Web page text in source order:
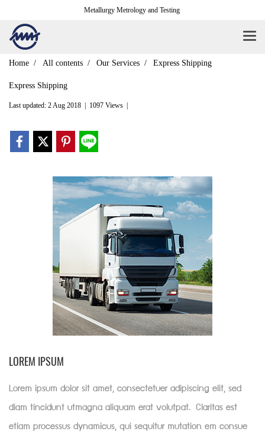
Metallurgy Metrology and Testing
Home All contents Our Services Express Shipping
Express Shipping
Last updated: 2 Aug 2018 1097 Views
LOREM IPSUM
Lorem ipsum dolor sit amet, consectetuer adipiscing elit, sed
diam tincidunt utmagna aliquam erat volutpat. Claritas est
etiam processus dynamicus, qui sequitur mutation em consue